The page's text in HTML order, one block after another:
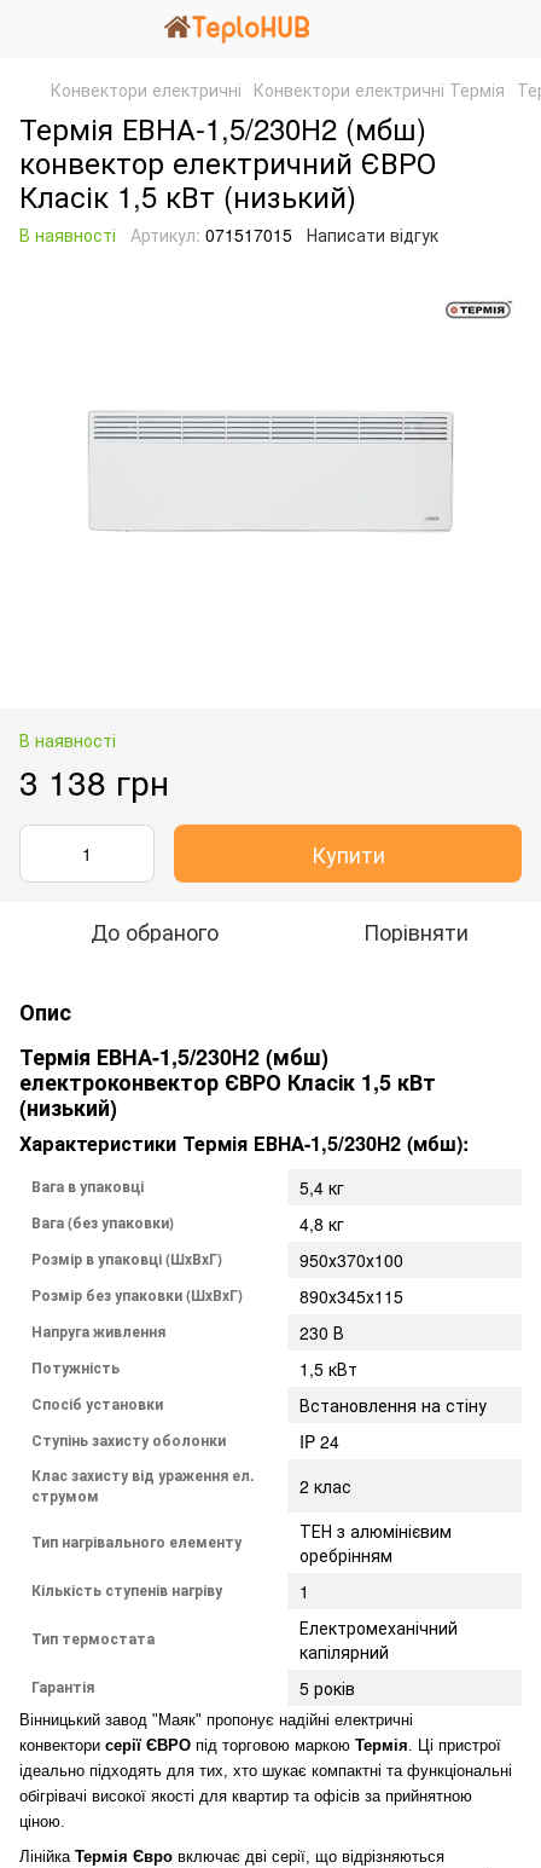
Конвектори електричні Конвектори електричні Термія
Термія ЕВНА-1,5/230Н2 (мбш)
конвектор електричний ЄВРО
Класік 1,5 кВт (низький)
В наявності Артикул: 071517015 Написати відгук
В наявності
3 138 грн
Купити
До обраного Порівняти
Опис
Термія ЕВНА-1,5/230Н2 (мбш)
електроконвектор ЄВРО Класік 1,5 кВт
(низький)
Характеристики Термія ЕВНА-1,5/230Н2 (мбш):
Вага в упаковці 5,4 кг
Вага (без упаковки) 4,8 кг
Розмір в упаковці (ШхВхГ) 950х370х100
Розмір без упаковки (ШхВхГ) 890х345х115
Напруга живлення 230 В
Потужність 1,5 кВт
Спосіб установки Встановлення на стіну
Ступінь захисту оболонки IP 24
Клас захисту від ураження ел.
струмом
2 клас
Тип нагрівального елементу
ТЕН з алюмінієвим
оребрінням
Кількість ступенів нагріву 1
Тип термостата
Електромеханічний
капілярний
Гарантія 5 років
Вінницький завод "Маяк" пропонує надійні електричні
конвектори серії ЄВРО під торговою маркою Термія
Ці пристрої
ідеально підходять для тих, хто шукає компактні та функціональні
обігрівачі високої якості для квартир та офісів за прийнятною
ціною.
Лінійка Термія Євро включає дві серії, що відрізняються